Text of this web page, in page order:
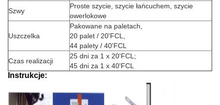
Szwy
Proste szycie, szycie łańcuchem, szycie
owerlokowe
Uszczelka
Pakowane na paletach,
20 palet / 20'FCL,
44 palety / 40'FCL
Czas realizacji
25 dni za 1 x 20'FCL;
45 dni za 1 x 40'FCL
Instrukcje: